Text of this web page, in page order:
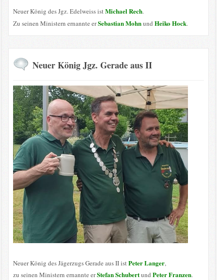
Neuer König des Jgz. Edelweiss istMichael Rech.
Zu seinen Ministern ernannte erSebastian Mohnund Heiko Hock.
Neuer König Jgz. Gerade aus II
Neuer König des Jägerzugs Gerade aus II istPeter Langer,
zu seinen Ministern ernannte erStefan Schubertund Peter Franzen.